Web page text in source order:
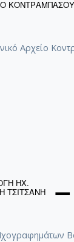
Αρχείο